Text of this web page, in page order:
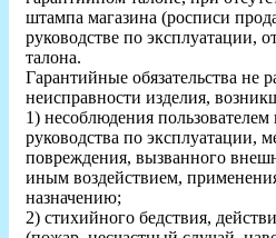
штампа магазина (росписи
руководстве по эксплуатации,
талона.
Гарантийные обязательства не
неисправности изделия,
1) несоблюдения
руководства по эксплуатации,
повреждения, вызванного
иным воздействием,
назначению;
2) стихийного бедствия,